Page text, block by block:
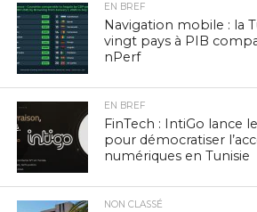
EN BREF
Navigation mobile : la
vingt pays à PIB
nPerf
EN BREF
FinTech : IntiGo lance
pour démocratiser
numériques en Tunisie
NON CLASSÉ